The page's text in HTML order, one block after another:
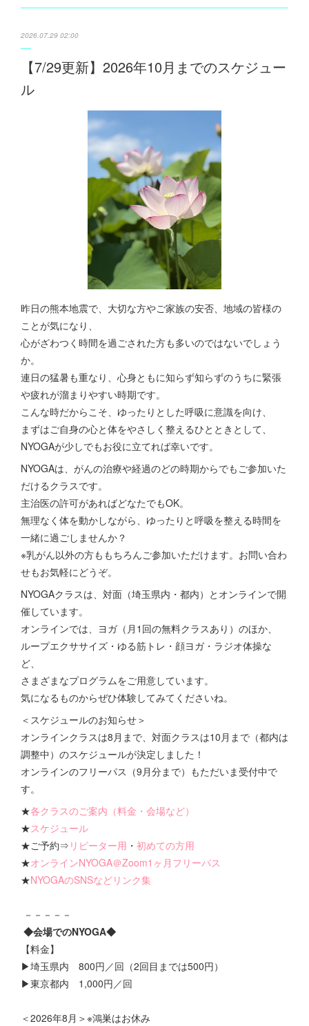
2026.07.29 02:00
【7/29更新】2026年10月までのスケジュー
ル
昨日の熊本地震で、大切な方やご家族の安否、地域の皆様の
ことが気になり、
心がざわつく時間を過ごされた方も多いのではないでしょう
か。
連日の猛暑も重なり、心身ともに知らず知らずのうちに緊張
や疲れが溜まりやすい時期です。
こんな時だからこそ、ゆったりとした呼吸に意識を向け、
まずはご自身の心と体をやさしく整えるひとときとして、
NYOGAが少しでもお役に立てれば幸いです。
NYOGAは、がんの治療や経過のどの時期からでもご参加いた
だけるクラスです。
主治医の許可があればどなたでもOK。
無理なく体を動かしながら、ゆったりと呼吸を整える時間を
一緒に過ごしませんか？
※乳がん以外の方ももちろんご参加いただけます。お問い合わ
せもお気軽にどうぞ。
NYOGAクラスは、対面（埼玉県内・都内）とオンラインで開
催しています。
オンラインでは、ヨガ（月1回の無料クラスあり）のほか、
ループエクササイズ・ゆる筋トレ・顔ヨガ・ラジオ体操な
ど、
さまざまなプログラムをご用意しています。
気になるものからぜひ体験してみてくださいね。
＜スケジュールのお知らせ＞
オンラインクラスは8月まで、対面クラスは10月まで（都内は
調整中）のスケジュールが決定しました！
オンラインのフリーパス（9月分まで）もただいま受付中で
す。
★各クラスのご案内（料金・会場など）
★スケジュール
★ご予約⇒ リピーター用 ・ 初めての方用
★オンラインNYOGA＠Zoom1ヶ月フリーパス
★NYOGAのSNSなどリンク集
－－－－－
◆会場でのNYOGA◆
【料金】
▶埼玉県内 800円／回（2回目までは500円）
▶東京都内 1,000円／回
＜2026年8月＞※鴻巣はお休み